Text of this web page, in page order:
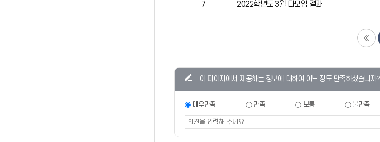
7 2022학년도 3월 다모임 결과
콘텐츠
조사
이 페이지에서 제공하는 정보에 대하여 어느 정도 만족하셨습니까?
만족도
폼
매우만족 만족 보통 불만족